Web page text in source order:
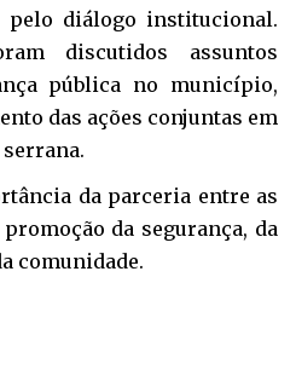
pelo diálogo institucional.
discutidos assuntos
pública no município,
das ações conjuntas em
da parceria entre as
da segurança, da
comunidade.